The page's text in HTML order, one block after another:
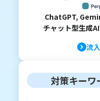
ChatGPT,
チャット型生成
流
対策キーワ